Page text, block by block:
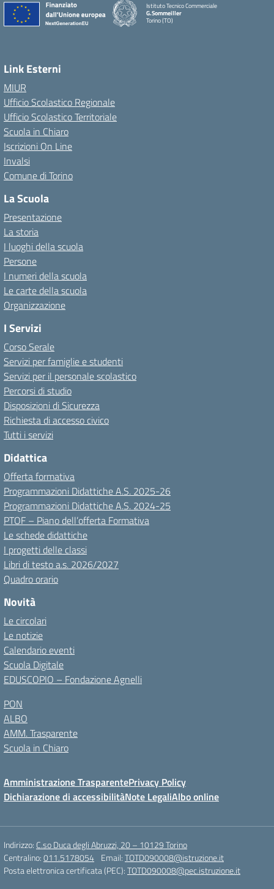
Istituto Tecnico Commerciale
G.Sommeiller
Torino (TO)
Link Esterni
MIUR
Ufficio Scolastico Regionale
Ufficio Scolastico Territoriale
Scuola in Chiaro
Iscrizioni On Line
Invalsi
Comune di Torino
La Scuola
Presentazione
La storia
I luoghi della scuola
Persone
I numeri della scuola
Le carte della scuola
Organizzazione
I Servizi
Corso Serale
Servizi per famiglie e studenti
Servizi per il personale scolastico
Percorsi di studio
Disposizioni di Sicurezza
Richiesta di accesso civico
Tutti i servizi
Didattica
Offerta formativa
Programmazioni Didattiche A.S. 2025-26
Programmazioni Didattiche A.S. 2024-25
PTOF – Piano dell’offerta Formativa
Le schede didattiche
I progetti delle classi
Libri di testo a.s. 2026/2027
Quadro orario
Novità
Le circolari
Le notizie
Calendario eventi
Scuola Digitale
EDUSCOPIO – Fondazione Agnelli
PON
ALBO
AMM. Trasparente
Scuola in Chiaro
Amministrazione TrasparentePrivacy Policy
Dichiarazione di accessibilitàNote LegaliAlbo online
Indirizzo: C.so Duca degli Abruzzi, 20 – 10129 Torino
Centralino:011.5178054 Email:TOTD090008@istruzione.it
Posta elettronica certificata (PEC):TOTD090008@pec.istruzione.it